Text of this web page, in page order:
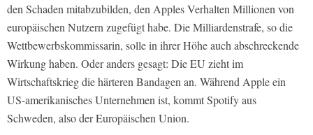
den Schaden mitabzubilden, den Apples Verhalten Millionen von
europäischen Nutzern zugefügt habe. Die Milliardenstrafe, so die
Wettbewerbskommissarin, solle in ihrer Höhe auch abschreckende
Wirkung haben. Oder anders gesagt: Die EU zieht im
Wirtschaftskrieg die härteren Bandagen an. Während Apple ein
US-amerikanisches Unternehmen ist, kommt Spotify aus
Schweden, also der Europäischen Union.